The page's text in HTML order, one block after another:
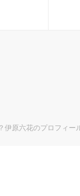
伊原六花のプロフィー